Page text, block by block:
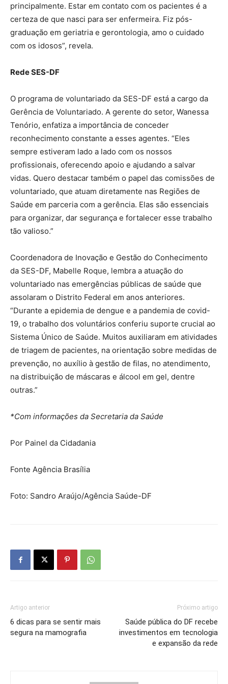
principalmente. Estar em contato com os pacientes é a
certeza de que nasci para ser enfermeira. Fiz pós-
graduação em geriatria e gerontologia, amo o cuidado
com os idosos”, revela.
Rede SES-DF
O programa de voluntariado da SES-DF está a cargo da
Gerência de Voluntariado. A gerente do setor, Wanessa
Tenório, enfatiza a importância de conceder
reconhecimento constante a esses agentes. “Eles
sempre estiveram lado a lado com os nossos
profissionais, oferecendo apoio e ajudando a salvar
vidas. Quero destacar também o papel das comissões de
voluntariado, que atuam diretamente nas Regiões de
Saúde em parceria com a gerência. Elas são essenciais
para organizar, dar segurança e fortalecer esse trabalho
tão valioso.”
Coordenadora de Inovação e Gestão do Conhecimento
da SES-DF, Mabelle Roque, lembra a atuação do
voluntariado nas emergências públicas de saúde que
assolaram o Distrito Federal em anos anteriores.
“Durante a epidemia de dengue e a pandemia de covid-
19, o trabalho dos voluntários conferiu suporte crucial ao
Sistema Único de Saúde. Muitos auxiliaram em atividades
de triagem de pacientes, na orientação sobre medidas de
prevenção, no auxílio à gestão de filas, no atendimento,
na distribuição de máscaras e álcool em gel, dentre
outras.”
*Com informações da Secretaria da Saúde
Por Painel da Cidadania
Fonte Agência Brasília
Foto: Sandro Araújo/Agência Saúde-DF
Artigo anterior
6 dicas para se sentir mais
segura na mamografia
Próximo artigo
Saúde pública do DF recebe
investimentos em tecnologia
e expansão da rede